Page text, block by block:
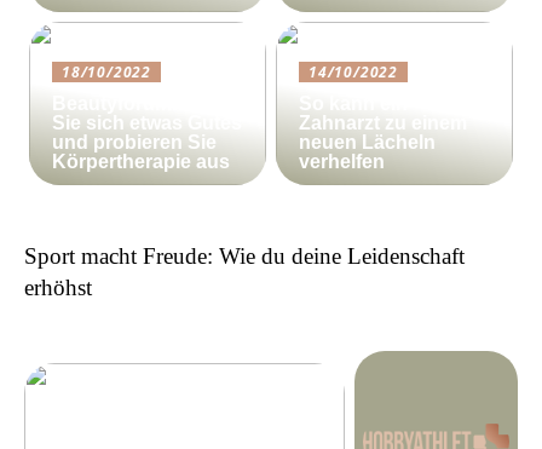
18/10/2022
Sie sich etwas Gutes
und probieren Sie
Körpertherapie aus
14/10/2022
Zahnarzt zu einem
neuen Lächeln
verhelfen
Sport macht Freude: Wie du deine Leidenschaft
erhöhst